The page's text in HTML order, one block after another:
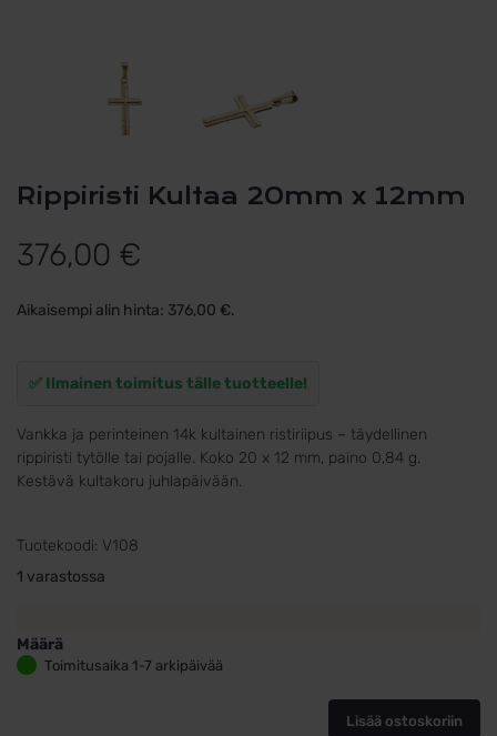
Rippiristi Kultaa 20mm x 12mm
376,00 €
Aikaisempi alin hinta: 376,00 €.
✅ Ilmainen toimitus tälle tuotteelle!
Vankka ja perinteinen 14k kultainen ristiriipus – täydellinen
rippiristi tytölle tai pojalle. Koko 20 x 12 mm, paino 0,84 g.
Kestävä kultakoru juhlapäivään.
Tuotekoodi: V108
1 varastossa
Määrä
RippiristiToimitusaika 1-7 arkipäivää
Lisää ostoskoriin